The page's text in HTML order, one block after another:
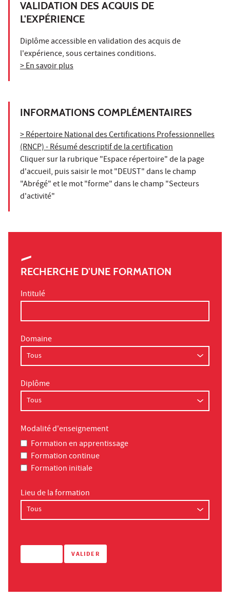
VALIDATION DES ACQUIS DE
L'EXPÉRIENCE
Diplôme accessible en validation des acquis de
l'expérience, sous certaines conditions.
> En savoir plus
INFORMATIONS COMPLÉMENTAIRES
> Répertoire National des Certifications Professionnelles
(RNCP) - Résumé descriptif de la certification
Cliquer sur la rubrique "Espace répertoire" de la page
d'accueil, puis saisir le mot "DEUST" dans le champ
"Abrégé" et le mot "forme" dans le champ "Secteurs
d'activité"
RECHERCHE D'UNE FORMATION
Intitulé
Domaine
Diplôme
Modalité d'enseignement
Formation en apprentissage
Formation continue
Formation initiale
Lieu de la formation